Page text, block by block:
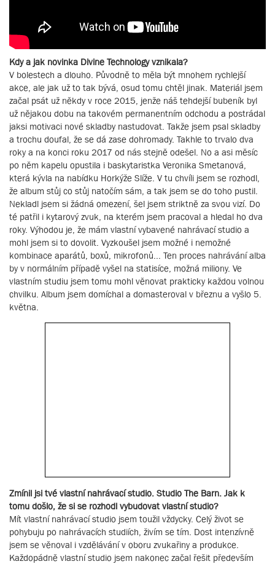
Kdy a jak novinka Divine Technology vznikala?
V bolestech a dlouho. Původně to měla být mnohem rychlejší
akce, ale jak už to tak bývá, osud tomu chtěl jinak. Materiál jsem
začal psát už někdy v roce 2015, jenže náš tehdejší bubeník byl
už nějakou dobu na takovém permanentním odchodu a postrádal
jaksi motivaci nové skladby nastudovat. Takže jsem psal skladby
a trochu doufal, že se dá zase dohromady. Takhle to trvalo dva
roky a na konci roku 2017 od nás stejně odešel. No a asi měsíc
po něm kapelu opustila i baskytaristka Veronika Smetanová,
která kývla na nabídku Horkýže Slíže. V tu chvíli jsem se rozhodl,
že album stůj co stůj natočím sám, a tak jsem se do toho pustil.
Nekladl jsem si žádná omezení, šel jsem striktně za svou vizí. Do
té patřil i kytarový zvuk, na kterém jsem pracoval a hledal ho dva
roky. Výhodou je, že mám vlastní vybavené nahrávací studio a
mohl jsem si to dovolit. Vyzkoušel jsem možné i nemožné
kombinace aparátů, boxů, mikrofonů... Ten proces nahrávání alba
by v normálním případě vyšel na statisíce, možná miliony. Ve
vlastním studiu jsem tomu mohl věnovat prakticky každou volnou
chvilku. Album jsem domíchal a domasteroval v březnu a vyšlo 5.
května.
Zmínil jsi tvé vlastní nahrávací studio. Studio The Barn. Jak k
tomu došlo, že si se rozhodl vybudovat vlastní studio?
Mít vlastní nahrávací studio jsem toužil vždycky. Celý život se
pohybuju po nahrávacích studiích, živím se tím. Dost intenzívně
jsem se věnoval i vzdělávání v oboru zvukařiny a produkce.
Každopádně vlastní studio jsem nakonec začal řešit především